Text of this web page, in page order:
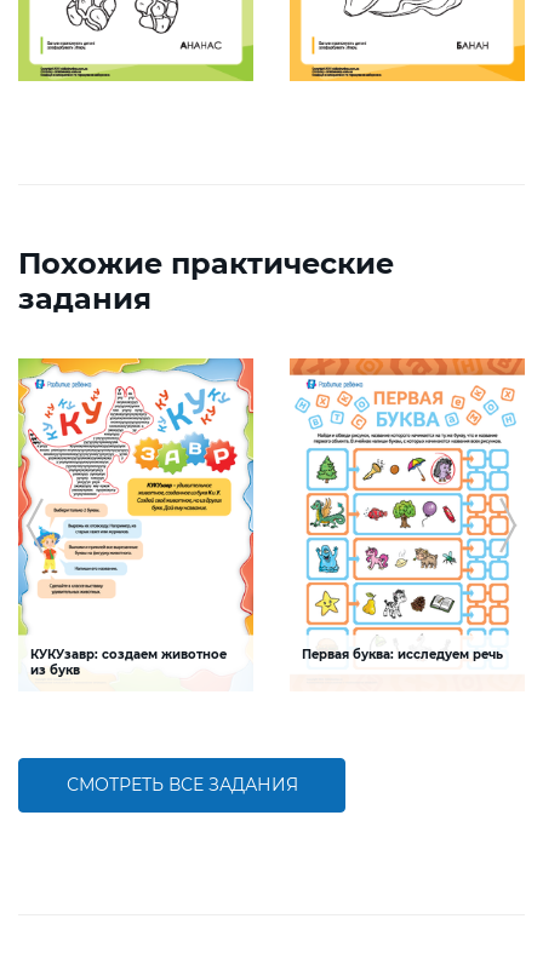
Похожие практические
задания
КУКУзавр: создаем животное
из букв
Первая буква: исследуем речь
СМОТРЕТЬ ВСЕ ЗАДАНИЯ